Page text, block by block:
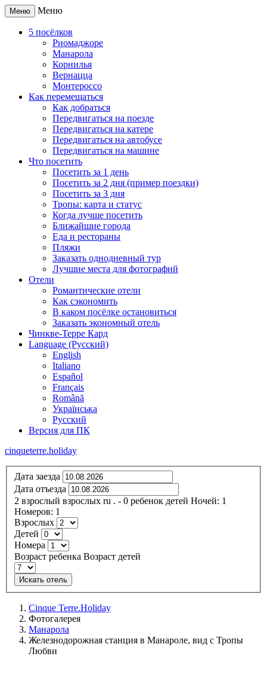
Меню Меню
5 посёлков
Риомаджоре
Манарола
Корнилья
Вернацца
Монтероссо
Как перемещаться
Как добраться
Передвигаться на поезде
Передвигаться на катере
Передвигаться на автобусе
Передвигаться на машине
Что посетить
Посетить за 1 день
Посетить за 2 дня (пример поездки)
Посетить за 3 дня
Тропы: карта и статус
Когда лучше посетить
Ближайшие города
Еда и рестораны
Пляжи
Заказать однодневный тур
Лучшие места для фотографий
Отели
Романтические отели
Как сэкономить
В каком посёлке остановиться
Заказать экономный отель
Чинкве-Терре Кард
Language (Русский)
English
Italiano
Español
Français
Română
Українська
Русский
Версия для ПК
cinqueterre.holiday
Дата заезда
Дата отъезда
2 взрослый взрослых ru . - 0 ребенок детей Ночей: 1
Номеров: 1
Взрослых
Детей
Номера
Возраст ребенка Возраст детей
Искать отель
Cinque Terre.Holiday
Фотогалерея
Манарола
Железнодорожная станция в Манароле, вид с Тропы
Любви